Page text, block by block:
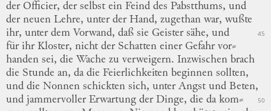
der Officier, der selbst ein Feind des Pabstthums, und
der neuen Lehre, unter der Hand, zugethan war, wußte
ihr, unter dem Vorwand, daß sie Geister sähe, und
45
für ihr Kloster, nicht der Schatten einer Gefahr vor⸗
handen sei, die Wache zu verweigern. Inzwischen brach
die Stunde an, da die Feierlichkeiten beginnen sollten,
und die Nonnen schickten sich, unter Angst und Beten,
und jammervoller Erwartung der Dinge, die da kom⸗ 50